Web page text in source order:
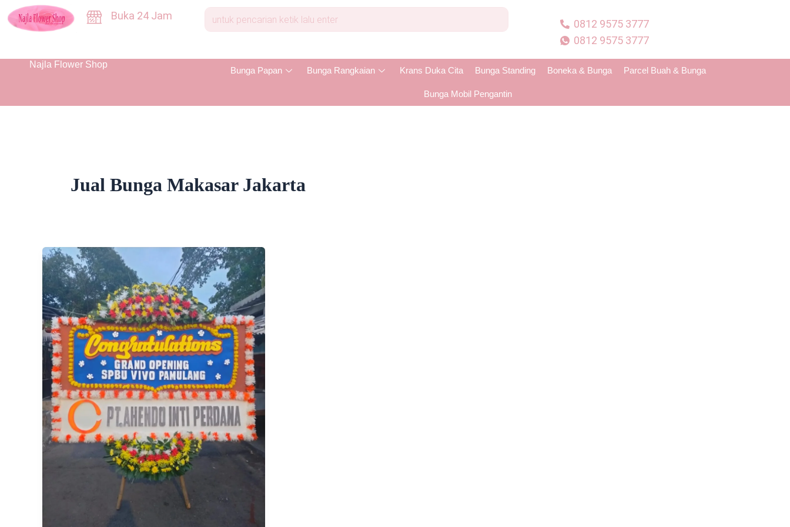
Skip
Buka 24 Jam
0812 9575 3777
0812 9575 3777
Najla Flower Shop
Bunga Papan Bunga Rangkaian Krans Duka Cita Bunga Standing Boneka & Bunga Parcel Buah & Bunga
Bunga Mobil Pengantin
Jual Bunga Makasar Jakarta